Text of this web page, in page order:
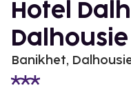
Hotel
Dalhousie
Banikhet,